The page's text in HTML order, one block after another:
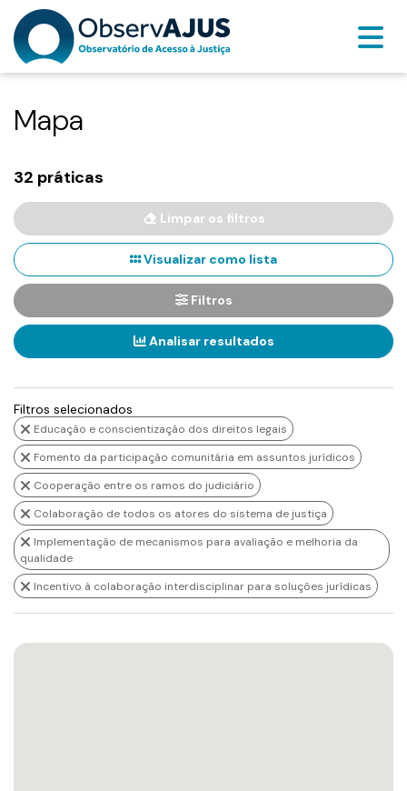
Mapa
32 práticas
Limpar os filtros
Visualizar como lista
Filtros
Analisar resultados
Filtros selecionados
Educação e conscientização dos direitos legais
Fomento da participação comunitária em assuntos jurídicos
Cooperação entre os ramos do judiciário
Colaboração de todos os atores do sistema de justiça
Implementação de mecanismos para avaliação e melhoria da
qualidade
Incentivo à colaboração interdisciplinar para soluções jurídicas